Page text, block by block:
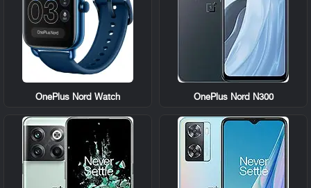
OnePlus Nord N300
OnePlus Nord Watch